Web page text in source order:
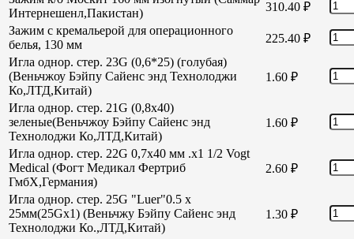
Интернешенл,Пакистан)
310.40 ₽
Зажим с кремальерой для операционного
белья, 130 мм
225.40 ₽
Игла однор. стер. 23G (0,6*25) (голубая)
(Веньчжоу Бэйпу Сайенс энд Технолоджи
Ко,ЛТД,Китай)
1.60 ₽
Игла однор. стер. 21G (0,8х40)
зеленые(Веньчжоу Бэйпу Сайенс энд
Технолоджи Ко,ЛТД,Китай)
1.60 ₽
Игла однор. стер. 22G 0,7х40 мм .х1 1/2 Vogt
Medical (Фогт Медикал Фертриб
ГмбХ,Германия)
2.60 ₽
Игла однор. стер. 25G "Luer"0.5 х
25мм(25Gх1) (Веньчжу Бэйпу Сайенс энд
Технолоджи Ко.,ЛТД,Китай)
1.30 ₽